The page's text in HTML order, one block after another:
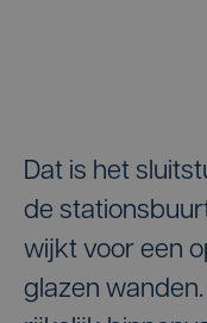
Dat is het
de
wijkt voor een
glazen